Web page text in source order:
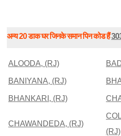
अन्य 20 डाक घर जिनके समान पिन कोड हैं
ALOODA, (RJ)
BANIYANA, (RJ)
BHANKARI, (RJ)
CHAWANDEDA, (RJ)
(RJ)